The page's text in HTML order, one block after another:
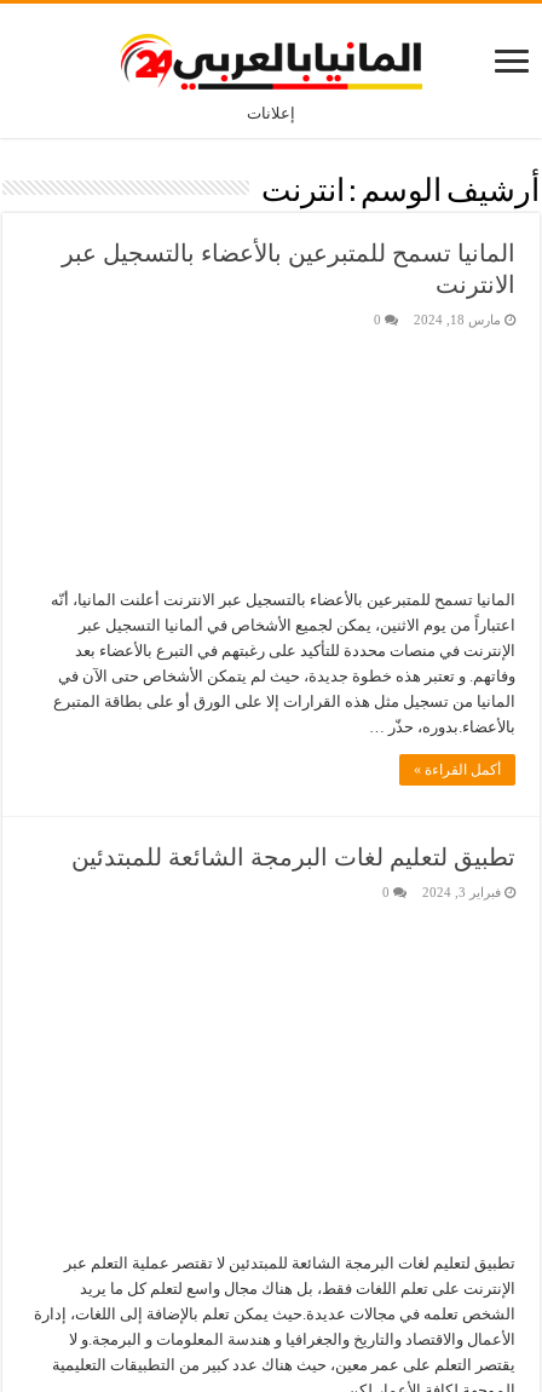
إعلانات
أرشيف الوسم : انترنت
المانيا تسمح للمتبرعين بالأعضاء بالتسجيل عبر
الانترنت
مارس 18, 2024 0
المانيا تسمح للمتبرعين بالأعضاء بالتسجيل عبر الانترنت أعلنت المانيا، أنّه
اعتباراً من يوم الاثنين، يمكن لجميع الأشخاص في ألمانيا التسجيل عبر
الإنترنت في منصات محددة للتأكيد على رغبتهم في التبرع بالأعضاء بعد
وفاتهم. و تعتبر هذه خطوة جديدة، حيث لم يتمكن الأشخاص حتى الآن في
المانيا من تسجيل مثل هذه القرارات إلا على الورق أو على بطاقة المتبرع
بالأعضاء.بدوره، حذّر …
أكمل القراءة »
تطبيق لتعليم لغات البرمجة الشائعة للمبتدئين
فبراير 3, 2024 0
تطبيق لتعليم لغات البرمجة الشائعة للمبتدئين لا تقتصر عملية التعلم عبر
الإنترنت على تعلم اللغات فقط، بل هناك مجال واسع لتعلم كل ما يريد
الشخص تعلمه في مجالات عديدة.حيث يمكن تعلم بالإضافة إلى اللغات، إدارة
الأعمال والاقتصاد والتاريخ والجغرافيا و هندسة المعلومات و البرمجة.و لا
يقتصر التعلم على عمر معين، حيث هناك عدد كبير من التطبيقات التعليمية